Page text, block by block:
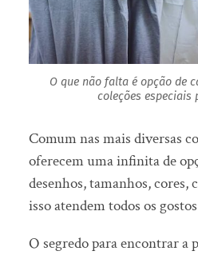
O que não falta é opção de
coleções especiais
Comum nas mais diversas
oferecem uma infinita de
desenhos, tamanhos, cores,
isso atendem todos os
O segredo para encontrar a